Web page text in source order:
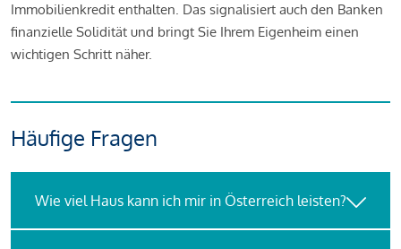
Immobilienkredit enthalten. Das signalisiert auch den Banken
finanzielle Solidität und bringt Sie Ihrem Eigenheim einen
wichtigen Schritt näher.
Häufige Fragen
Wie viel Haus kann ich mir in Österreich leisten?